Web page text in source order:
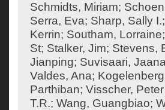
Schmidts, Miriam;
Serra, Eva; Sharp, Sally I.;
Kerrin; Southam, Lorraine;
St; Stalker, Jim; Stevens,
Jianping; Suvisaari, Jaana
Valdes, Ana;
Parthiban; Visscher,
T.R.; Wang, Guangbiao;